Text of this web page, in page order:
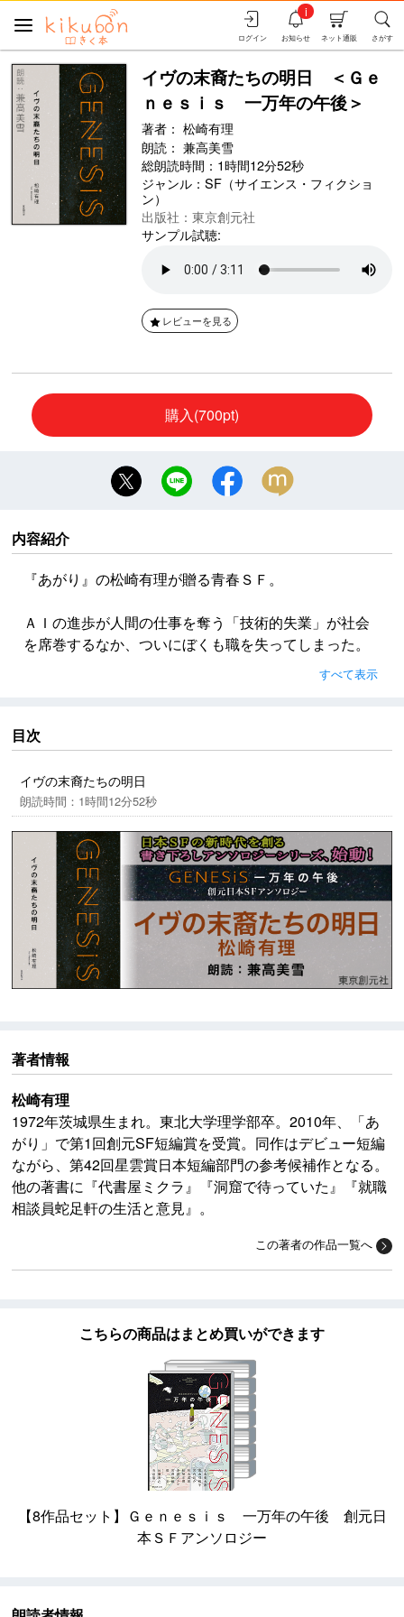
さがす
ネット通販
お知らせ
i
ログイン
イヴの末裔たちの明日 ＜Ｇｅ
ｎｅｓｉｓ 一万年の午後＞
著者： 松崎有理
朗読： 兼高美雪
総朗読時間：1時間12分52秒
ジャンル： SF（サイエンス・フィクショ
ン）
出版社：東京創元社
サンプル試聴:
レビューを見る
購入(700pt)
内容紹介
『あがり』の松崎有理が贈る青春ＳＦ。
ＡＩの進歩が人間の仕事を奪う「技術的失業」が社会
を席巻するなか、ついにぼくも職を失ってしまった。
すでに実施されているベーシックインカムの給付金だ
けでは暮らしていけない。人間にしかできない仕事
治験アルバイトだった。採用されたぼくはクライアン
トのもとへ向かうが。
＜版権表示＞
(P)松崎有理・東京創元社・RRJ Inc.
すべて表示
目次
イヴの末裔たちの明日
朗読時間：1時間12分52秒
著者情報
松崎有理
1972年茨城県生まれ。東北大学理学部卒。2010年、「あ
がり」で第1回創元SF短編賞を受賞。同作はデビュー短編
ながら、第42回星雲賞日本短編部門の参考候補作となる。
他の著書に『代書屋ミクラ』『洞窟で待っていた』『就職
相談員蛇足軒の生活と意見』。
この著者の作品一覧へ
こちらの商品はまとめ買いができます
【8作品セット】Ｇｅｎｅｓｉｓ 一万年の午後 創元日
本ＳＦアンソロジー